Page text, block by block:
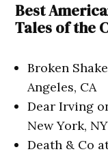
Best
Tales of the
Broken
Angeles, CA
Dear Irving
New York, NY
Death & Co